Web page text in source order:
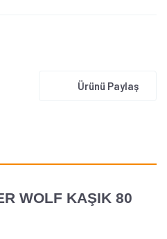
Ürünü Paylaş
WOLF KAŞIK 80